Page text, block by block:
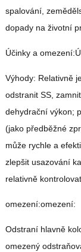
spalování,
dopady na životní
Účinky a
Výhody: Relativně
odstranit SS,
dehydrační výkon;
(jako předběžné
může rychle a
zlepšit usazování
relativně
omezení:omezení:
Odstraní hlavně
omezený